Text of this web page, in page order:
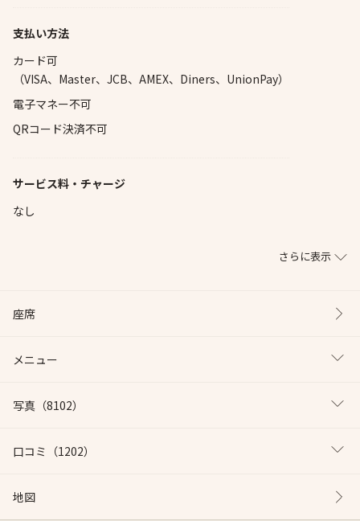
支払い方法
カード可
（VISA、Master、JCB、AMEX、Diners、UnionPay）
電子マネー不可
QRコード決済不可
サービス料・チャージ
なし
さらに表示
座席
メニュー
写真 （8102）
口コミ （1202）
地図